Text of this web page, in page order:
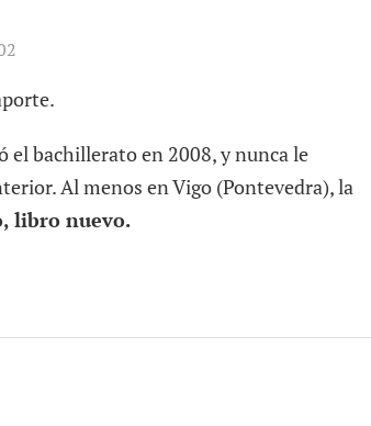
bachillerato en 2008, y nunca le
Al menos en Vigo (Pontevedra), la
libro nuevo.